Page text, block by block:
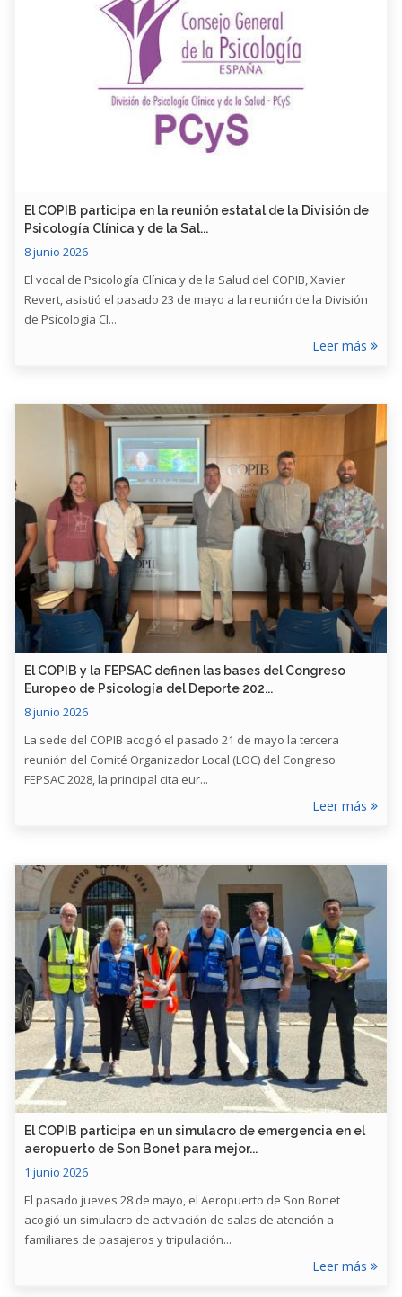
​El COPIB participa en la reunión estatal de la División de
Psicología Clínica y de la Sal...
8 junio 2026
El vocal de Psicología Clínica y de la Salud del COPIB, Xavier
Revert, asistió el pasado 23 de mayo a la reunión de la División
de Psicología Cl...
Leer más
​El COPIB y la FEPSAC definen las bases del Congreso
Europeo de Psicología del Deporte 202...
8 junio 2026
La sede del COPIB acogió el pasado 21 de mayo la tercera
reunión del Comité Organizador Local (LOC) del Congreso
FEPSAC 2028, la principal cita eur...
Leer más
​El COPIB participa en un simulacro de emergencia en el
aeropuerto de Son Bonet para mejor...
1 junio 2026
El pasado jueves 28 de mayo, el Aeropuerto de Son Bonet
acogió un simulacro de activación de salas de atención a
familiares de pasajeros y tripulación...
Leer más